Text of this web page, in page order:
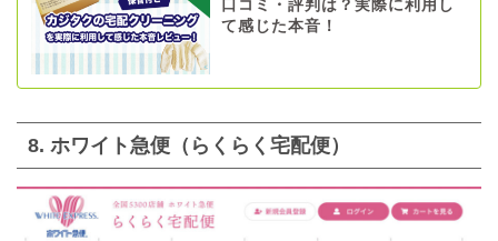
口コミ・評判は？実際に利用し
て感じた本音！
8. ホワイト急便（らくらく宅配便）